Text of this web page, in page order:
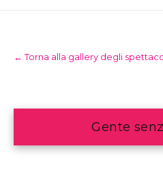
← Torna alla gallery degli
Gente